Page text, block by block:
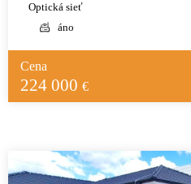
Optická sieť
áno
Cena
224 000 €